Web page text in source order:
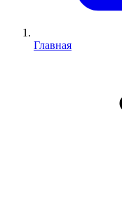
Главная